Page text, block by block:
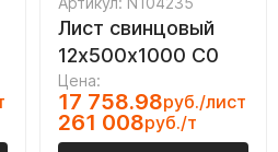
Лист свинцовый
12х500х1000 С0
Цена:
17 758.98руб./лист
261 008руб./т